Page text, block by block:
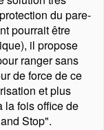
du pare-
pourrait être
il propose
ranger sans
de force de ce
et plus
la fois office de
Stop .